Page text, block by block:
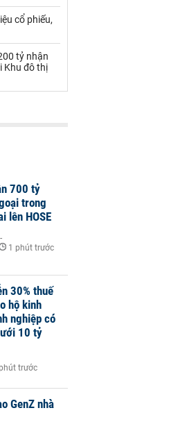
dầucổ phiếu,
tỷ nhận
Khu đô thị
700 tỷ
trong
lên HOSE
-
1 phút trước
30% thuế
hộ kinh
nghiệp có
10 tỷ
trước
GenZ nhà